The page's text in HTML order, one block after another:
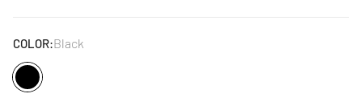
COLOR:Black
Black